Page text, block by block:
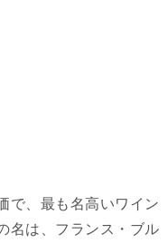
で、最も名高いワイン
名は、フランス・ブル